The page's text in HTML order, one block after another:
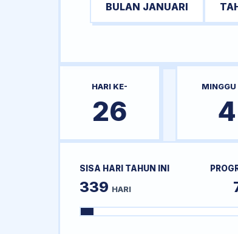
BULAN JANUARI
HARI KE-
26
MINGGU
4
SISA HARI TAHUN INI
339 HARI